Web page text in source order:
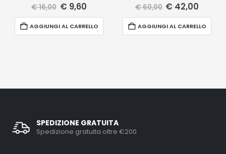
€16,00 € 9,60
AGGIUNGI AL CARRELLO
€60,00 € 42,00
AGGIUNGI AL CARRELLO
SPEDIZIONE GRATUITA
Spedizione gratuita oltre €200